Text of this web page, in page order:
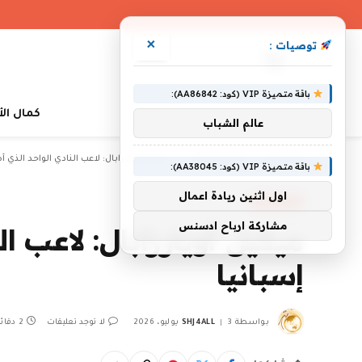
كمال
ميكيل أويارزابال: لاعب النادي الواحد
أخبار رياضية
ميكيل أويارزابال: لاعب
إسبانيا
بواسطة SHJ4ALL 3 يوليو، 2026 لا توجد تعليقات 2 دقائق
توصيات : ×
باقة متميزة VIP (كود: AA86842):
عالم الشباب
باقة متميزة VIP (كود: AA38045):
اول اثنين ريادة اعمال
مشاركة ارباح ادسنس